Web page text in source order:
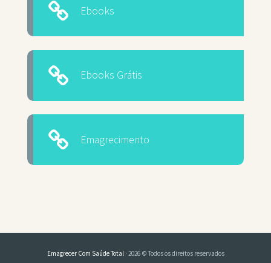
Ebooks
Ebooks Grátis
Emagrecimento
Emagrecer Com Saúde Total · 2026 © Todos os direitos reservados